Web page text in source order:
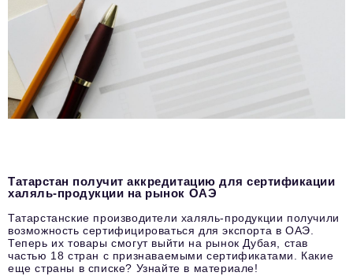
Татарстан получит аккредитацию для сертификации
халяль-продукции на рынок ОАЭ
Татарстанские производители халяль-продукции получили
возможность сертифицироваться для экспорта в ОАЭ.
Теперь их товары смогут выйти на рынок Дубая, став
частью 18 стран с признаваемыми сертификатами. Какие
еще страны в списке? Узнайте в материале!